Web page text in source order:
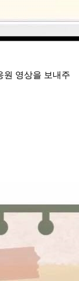
원 영상을 보내주